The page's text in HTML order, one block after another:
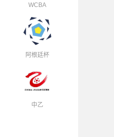
WCBA
阿根廷杯
中乙